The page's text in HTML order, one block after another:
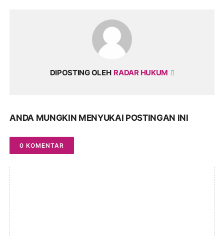
DIPOSTING OLEH RADAR HUKUM
ANDA MUNGKIN MENYUKAI POSTINGAN INI
0 KOMENTAR